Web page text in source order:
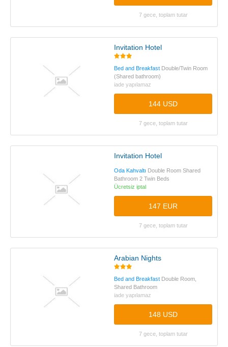
7 gece, toplam tutar
Invitation Hotel
Bed and Breakfast Double/Twin Room
(Shared bathroom)
iade yapılamaz
144 USD
7 gece, toplam tutar
Invitation Hotel
Oda Kahvaltı Double Room Shared
Bathroom 2 Twin Beds
Ücretsiz iptal
147 EUR
7 gece, toplam tutar
Arabian Nights
Bed and Breakfast Double Room,
Shared Bathroom
iade yapılamaz
148 USD
7 gece, toplam tutar